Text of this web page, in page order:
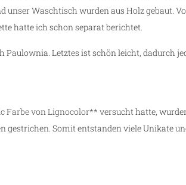
Waschtisch wurden aus Holz gebaut.
hatte ich schon separat berichtet.
Letztes ist schön leicht, dadurch
Farbe von Lignocolor** versucht hatte,
Somit entstanden viele Unikate